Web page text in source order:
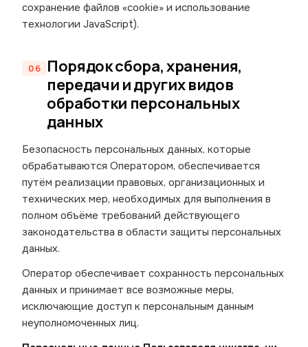
сохранение файлов «cookie» и использование
технологии JavaScript).
Порядок сбора, хранения,
передачи и других видов
обработки персональных
данных
Безопасность персональных данных, которые
обрабатываются Оператором, обеспечивается
путём реализации правовых, организационных и
технических мер, необходимых для выполнения в
полном объёме требований действующего
законодательства в области защиты персональных
данных.
Оператор обеспечивает сохранность персональных
данных и принимает все возможные меры,
исключающие доступ к персональным данным
неуполномоченных лиц.